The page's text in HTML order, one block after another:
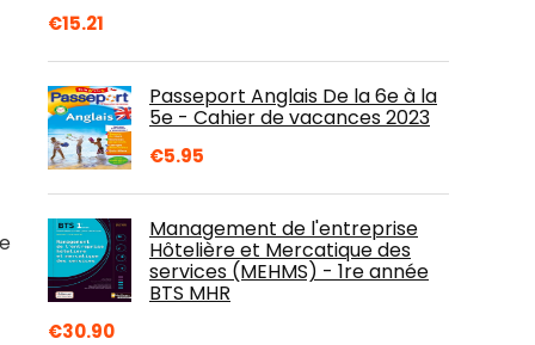
€15.21
Passeport Anglais De la 6e à la
5e - Cahier de vacances 2023
€5.95
Management de l'entreprise
Hôtelière et Mercatique des
services (MEHMS) - 1re année
BTS MHR
€30.90